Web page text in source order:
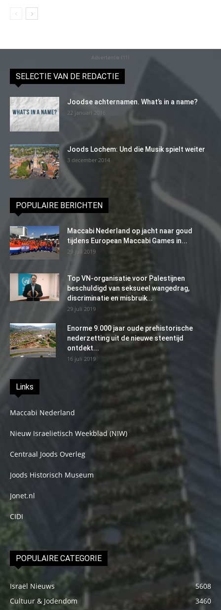
Advertentie (11)
SELECTIE VAN DE REDACTIE
Joodse achternamen. What’s in a name?
22 januari 2016
Joods Lochem: Und die Musik spielt weiter
3 december 2014
POPULAIRE BERICHTEN
Maccabi Nederland op jacht naar goud
tijdens European Maccabi Games in...
29 juli 2019
Top VN-organisatie voor Palestijnen
beschuldigd van seksueel wangedrag,
discriminatie en misbruik...
29 juli 2019
Enorme 9.000 jaar oude prehistorische
nederzetting uit de nieuwe steentijd
ontdekt...
16 juli 2019
Links
Maccabi Nederland
Nieuw Israelietisch Weekblad (NIW)
Centraal Joods Overleg
Joods Historisch Museum
Jonet.nl
CIDI
POPULAIRE CATEGORIE
Israël Nieuws
5608
Cultuur & Jodendom
3460